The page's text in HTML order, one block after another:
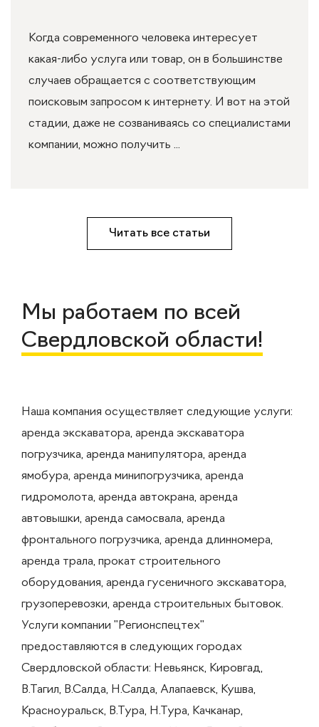
Когда современного человека интересует
какая-либо услуга или товар, он в большинстве
случаев обращается с соответствующим
поисковым запросом к интернету. И вот на этой
стадии, даже не созваниваясь со специалистами
компании, можно получить ...
Читать все статьи
Мы работаем по всей
Свердловской области!
Наша компания осуществляет следующие услуги:
аренда экскаватора, аренда экскаватора
погрузчика, аренда манипулятора, аренда
ямобура, аренда минипогрузчика, аренда
гидромолота, аренда автокрана, аренда
автовышки, аренда самосвала, аренда
фронтального погрузчика, аренда длинномера,
аренда трала, прокат строительного
оборудования, аренда гусеничного экскаватора,
грузоперевозки, аренда строительных бытовок.
Услуги компании "Регионспецтех"
предоставляются в следующих городах
Свердловской области: Невьянск, Кировгад,
В.Тагил, В.Салда, Н.Салда, Алапаевск, Кушва,
Красноуральск, В.Тура, Н.Тура, Качканар,